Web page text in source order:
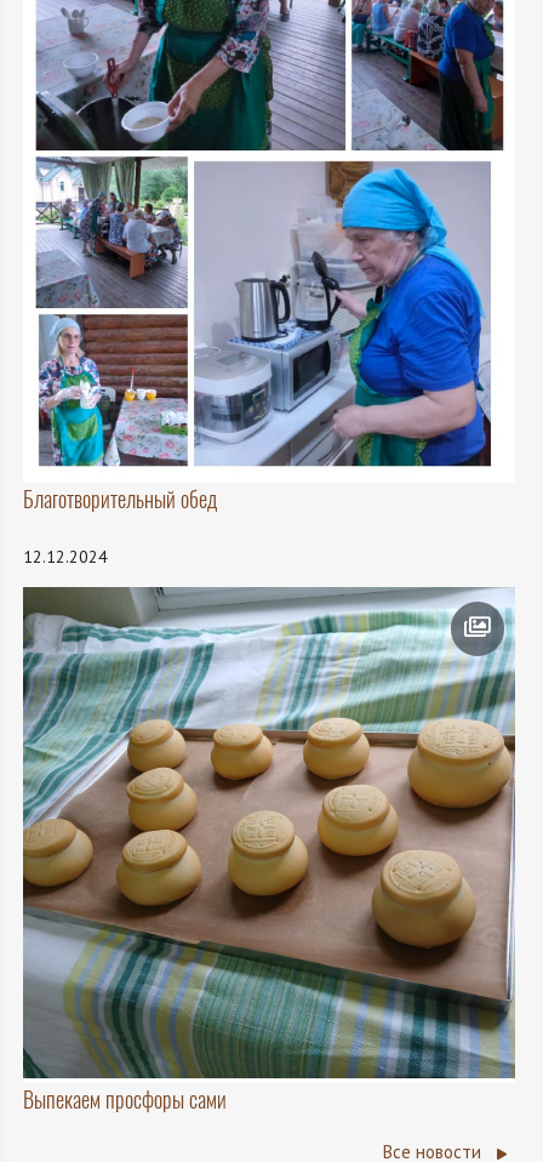
Благотворительный обед
12.12.2024
Выпекаем просфоры сами
Все новости